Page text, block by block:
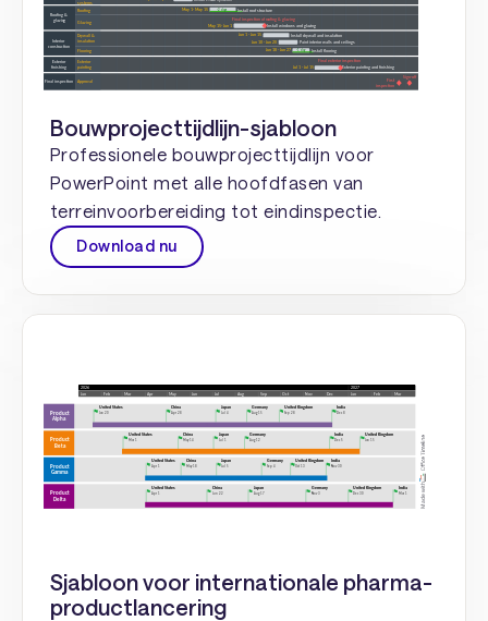
Bouwprojecttijdlijn-sjabloon
Professionele bouwprojecttijdlijn voor
PowerPoint met alle hoofdfasen van
terreinvoorbereiding tot eindinspectie.
Download nu
Sjabloon voor internationale pharma-
productlancering